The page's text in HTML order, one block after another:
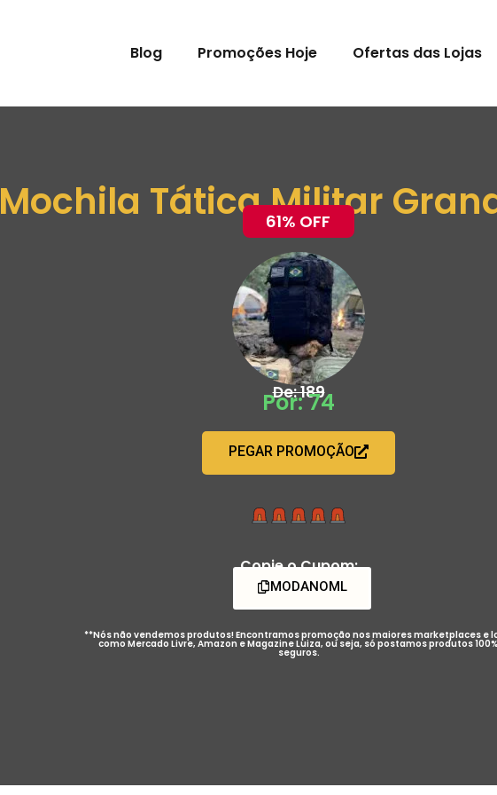
Blog Promoções Hoje Ofertas das Lojas
Mochila Tática Militar
61% OFF
De: 189
Por: 74
PEGAR PROMOÇÃO
Copie o Cupom:
MODANOML
**Nós não vendemos produtos! Encontramos promoção nos maiores marketplaces e
como Mercado Livre, Amazon e Magazine Luiza, ou seja, só postamos produtos 100%
seguros.